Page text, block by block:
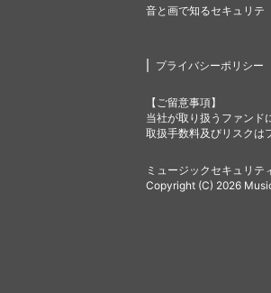
音と画で知るセキュリテ
プライバシーポリシー
【ご留意事項】
当社が取り扱うファンド
取扱手数料及びリスクは
ミュージックセキュリ
Copyright (C) 2026